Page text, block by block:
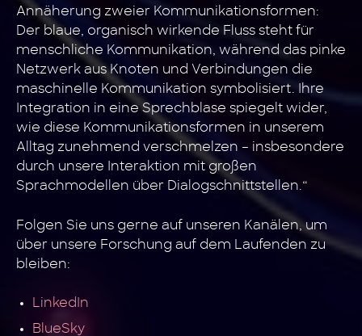
Annäherung zweier Kommunikationsformen:
Der blaue, organisch wirkende Fluss steht für
menschliche Kommunikation, während das pinke
Netzwerk aus Knoten und Verbindungen die
maschinelle Kommunikation symbolisiert. Ihre
Integration in eine Sprechblase spiegelt wider,
wie diese Kommunikationsformen in unserem
Alltag zunehmend verschmelzen – insbesondere
durch unsere Interaktion mit großen
Sprachmodellen über Dialogschnittstellen.“
Folgen Sie uns gerne auf unseren Kanälen, um
über unsere Forschung auf dem Laufenden zu
bleiben:
LinkedIn
BlueSky